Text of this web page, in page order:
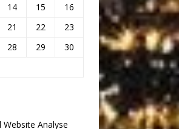
14 15
16
21 22
23
28 29
30